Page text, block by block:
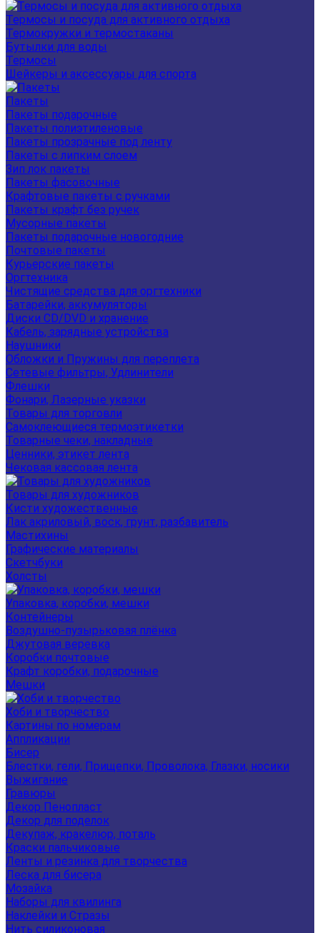
Термосы и посуда для активного отдыха
Термокружки и термостаканы
Бутылки для воды
Термосы
Шейкеры и аксессуары для спорта
Пакеты
Пакеты подарочные
Пакеты полиэтиленовые
Пакеты прозрачные под ленту
Пакеты с липким слоем
Зип лок пакеты
Пакеты фасовочные
Крафтовые пакеты с ручками
Пакеты крафт без ручек
Мусорные пакеты
Пакеты подарочные новогодние
Почтовые пакеты
Курьерские пакеты
Оргтехника
Чистящие средства для оргтехники
Батарейки, аккумуляторы
Диски CD/DVD и хранение
Кабель, зарядные устройства
Наушники
Обложки и Пружины для переплета
Сетевые фильтры, Удлинители
Флешки
Фонари, Лазерные указки
Товары для торговли
Самоклеющиеся термоэтикетки
Товарные чеки, накладные
Ценники, этикет лента
Чековая кассовая лента
Товары для художников
Кисти художественные
Лак акриловый, воск, грунт, разбавитель
Мастихины
Графические материалы
Скетчбуки
Холсты
Упаковка, коробки, мешки
Контейнеры
Воздушно-пузырьковая плёнка
Джутовая веревка
Коробки почтовые
Крафт коробки, подарочные
Мешки
Хоби и творчество
Картины по номерам
Аппликации
Бисер
Блестки, гели, Прищепки, Проволока, Глазки, носики
Выжигание
Гравюры
Декор Пенопласт
Декор для поделок
Декупаж, кракелюр, поталь
Краски пальчиковые
Ленты и резинка для творчества
Леска для бисера
Мозайка
Наборы для квилинга
Наклейки и Стразы
Нить силиконовая